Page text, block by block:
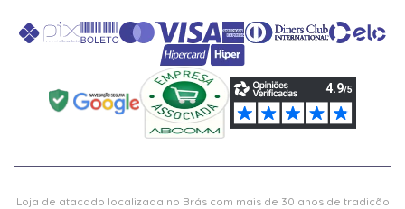
Loja de atacado localizada no Brás com mais de 30 anos de tradição